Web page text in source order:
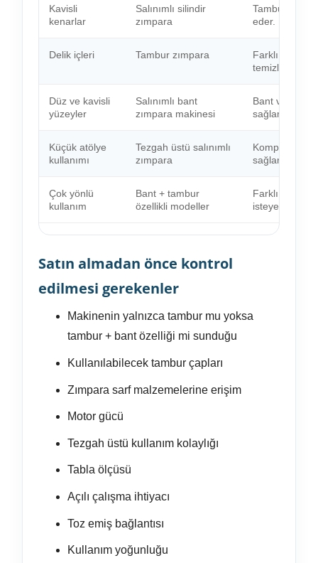
Kavisli
kenarlar
Salınımlı silindir
zımpara
Tambur
eder.
Delik içleri Tambur zımpara
Farklı tambur
temizlenebilir.
Düz ve kavisli
yüzeyler
Salınımlı bant
zımpara makinesi
Bant ve
sağlar.
Küçük atölye
kullanımı
Tezgah üstü salınımlı
zımpara
Kompakt
sağlar.
Çok yönlü
kullanım
Bant + tambur
özellikli modeller
Farklı yüzey
isteyenler için
Satın almadan önce kontrol
edilmesi gerekenler
Makinenin yalnızca tambur mu yoksa
tambur + bant özelliği mi sunduğu
Kullanılabilecek tambur çapları
Zımpara sarf malzemelerine erişim
Motor gücü
Tezgah üstü kullanım kolaylığı
Tabla ölçüsü
Açılı çalışma ihtiyacı
Toz emiş bağlantısı
Kullanım yoğunluğu